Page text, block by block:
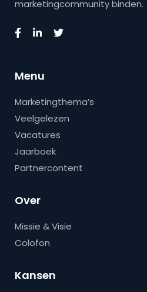
marketingcommunity binden.
Menu
Marketingthema’s
Veelgelezen
Vacatures
Jaarboek
Partnercontent
Over
Missie & Visie
Colofon
Kansen